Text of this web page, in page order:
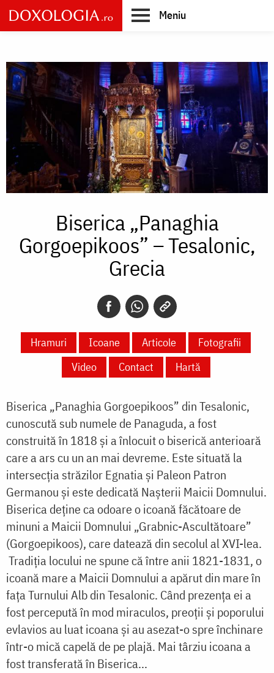
Skip
to
main
Meniu
Biserica „Panaghia
Gorgoepikoos” – Tesalonic,
Grecia
Hramuri Icoane Articole
Fotografii
Video
Contact Hartă
Biserica „Panaghia Gorgoepikoos” din Tesalonic,
cunoscută sub numele de Panaguda, a fost
construită în 1818 și a înlocuit o biserică anterioară
care a ars cu un an mai devreme. Este situată la
intersecția străzilor Egnatia și Paleon Patron
Germanou și este dedicată Nașterii Maicii Domnului.
Biserica deține ca odoare o icoană făcătoare de
minuni a Maicii Domnului „Grabnic-Ascultătoare”
(Gorgoepikoos), care datează din secolul al XVI-lea.
Tradiția locului ne spune că între anii 1821-1831, o
icoană mare a Maicii Domnului a apărut din mare în
fața Turnului Alb din Tesalonic. Când prezența ei a
fost percepută în mod miraculos, preoții și poporului
evlavios au luat icoana și au asezat-o spre închinare
într-o mică capelă de pe plajă. Mai târziu icoana a
fost transferată în Biserica...